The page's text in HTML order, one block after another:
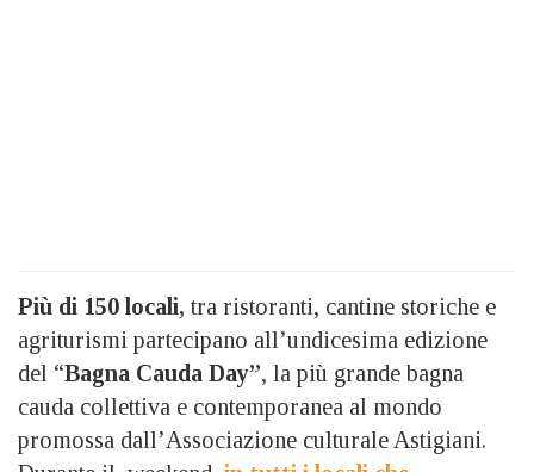
Più di 150 locali, tra ristoranti, cantine storiche e
agriturismi partecipano all’undicesima edizione
del “Bagna Cauda Day”, la più grande bagna
cauda collettiva e contemporanea al mondo
promossa dall’Associazione culturale Astigiani.